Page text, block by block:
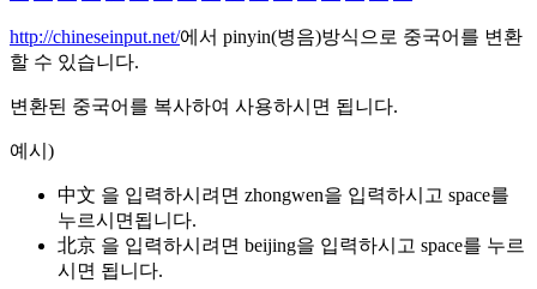
http://chineseinput.net/에서 pinyin(병음)방식으로 중국어를 변환
할 수 있습니다.
변환된 중국어를 복사하여 사용하시면 됩니다.
예시)
中文 을 입력하시려면 zhongwen을 입력하시고 space를
누르시면됩니다.
北京 을 입력하시려면 beijing을 입력하시고 space를 누르
시면 됩니다.